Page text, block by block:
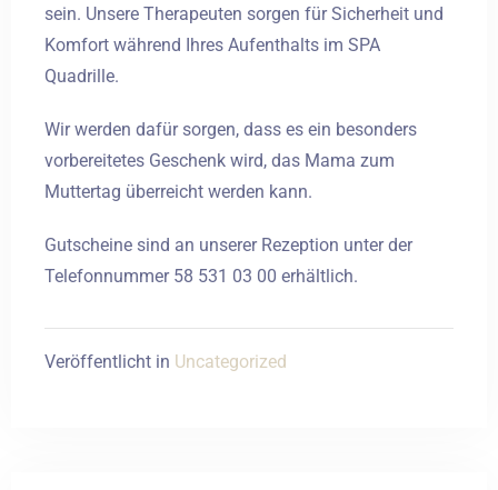
sein. Unsere Therapeuten sorgen für Sicherheit und
Komfort während Ihres Aufenthalts im SPA
Quadrille.
Wir werden dafür sorgen, dass es ein besonders
vorbereitetes Geschenk wird, das Mama zum
Muttertag überreicht werden kann.
Gutscheine sind an unserer Rezeption unter der
Telefonnummer 58 531 03 00 erhältlich.
Veröffentlicht in Uncategorized